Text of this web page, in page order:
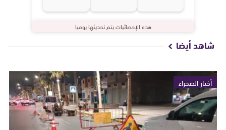
هذه الإحصائيات يتم تحديثها يوميا
شاهد أيضا
أخبار الصحراء